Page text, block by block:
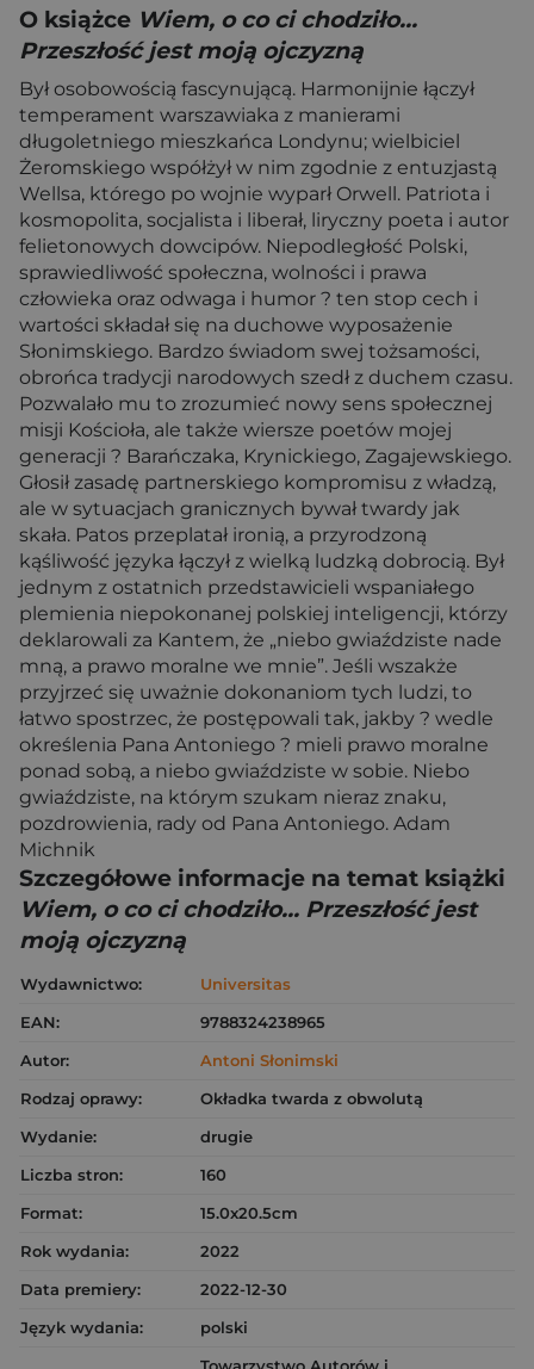
O książce Wiem, o co ci chodziło...
Przeszłość jest moją ojczyzną
Był osobowością fascynującą. Harmonijnie łączył
temperament warszawiaka z manierami
długoletniego mieszkańca Londynu; wielbiciel
Żeromskiego współżył w nim zgodnie z entuzjastą
Wellsa, którego po wojnie wyparł Orwell. Patriota i
kosmopolita, socjalista i liberał, liryczny poeta i autor
felietonowych dowcipów. Niepodległość Polski,
sprawiedliwość społeczna, wolności i prawa
człowieka oraz odwaga i humor ? ten stop cech i
wartości składał się na duchowe wyposażenie
Słonimskiego. Bardzo świadom swej tożsamości,
obrońca tradycji narodowych szedł z duchem czasu.
Pozwalało mu to zrozumieć nowy sens społecznej
misji Kościoła, ale także wiersze poetów mojej
generacji ? Barańczaka, Krynickiego, Zagajewskiego.
Głosił zasadę partnerskiego kompromisu z władzą,
ale w sytuacjach granicznych bywał twardy jak
skała. Patos przeplatał ironią, a przyrodzoną
kąśliwość języka łączył z wielką ludzką dobrocią. Był
jednym z ostatnich przedstawicieli wspaniałego
plemienia niepokonanej polskiej inteligencji, którzy
deklarowali za Kantem, że „niebo gwiaździste nade
mną, a prawo moralne we mnie”. Jeśli wszakże
przyjrzeć się uważnie dokonaniom tych ludzi, to
łatwo spostrzec, że postępowali tak, jakby ? wedle
określenia Pana Antoniego ? mieli prawo moralne
ponad sobą, a niebo gwiaździste w sobie. Niebo
gwiaździste, na którym szukam nieraz znaku,
pozdrowienia, rady od Pana Antoniego. Adam
Michnik
Szczegółowe informacje na temat książki
Wiem, o co ci chodziło... Przeszłość jest
moją ojczyzną
Wydawnictwo:
Universitas
EAN:
9788324238965
Autor:
Antoni Słonimski
Rodzaj oprawy:
Okładka twarda z obwolutą
Wydanie:
drugie
Liczba stron:
160
Format:
15.0x20.5cm
Rok wydania:
2022
Data premiery:
2022-12-30
Język wydania:
polski